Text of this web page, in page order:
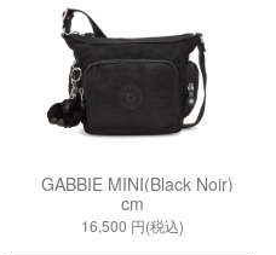
GABBIE MINI(Black Noir)
cm
16,500 円(税込)